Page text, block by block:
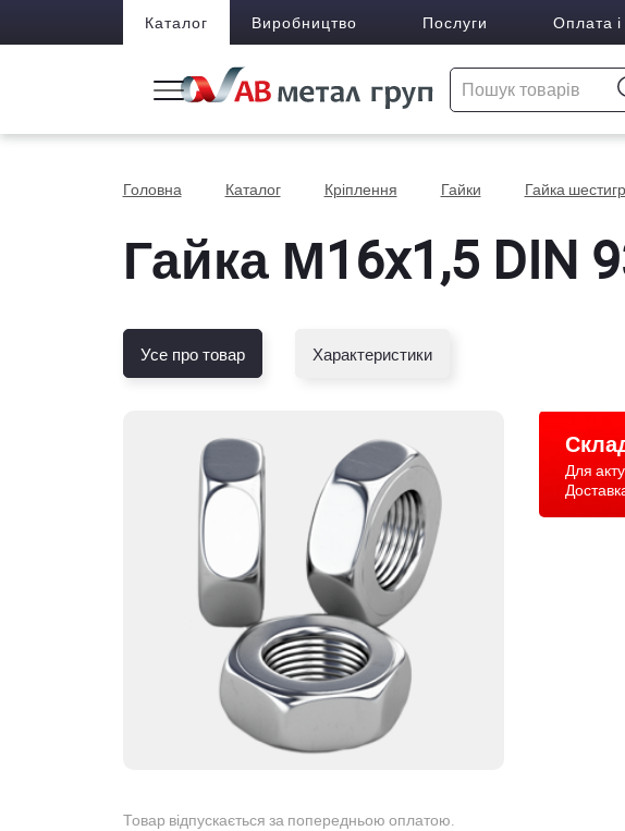
Каталог Виробництво Послуги Оплата
Головна Каталог Кріплення Гайки Гайка
Гайка М16x1,5 DIN
Усе про товар Характеристики
Товар відпускається за попередньою оплатою.
Для